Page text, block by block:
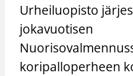
Urheiluopisto
jokavuotisen
koripalloperheen